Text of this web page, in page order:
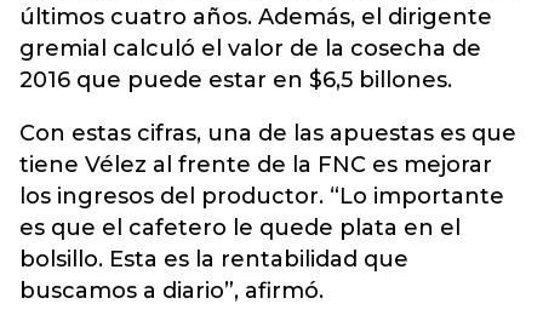
últimos cuatro años. Además, el dirigente
gremial calculó el valor de la cosecha de
2016 que puede estar en $6,5 billones.
Con estas cifras, una de las apuestas es que
tiene Vélez al frente de la FNC es mejorar
los ingresos del productor. “Lo importante
es que el cafetero le quede plata en el
bolsillo. Esta es la rentabilidad que
buscamos a diario”, afirmó.